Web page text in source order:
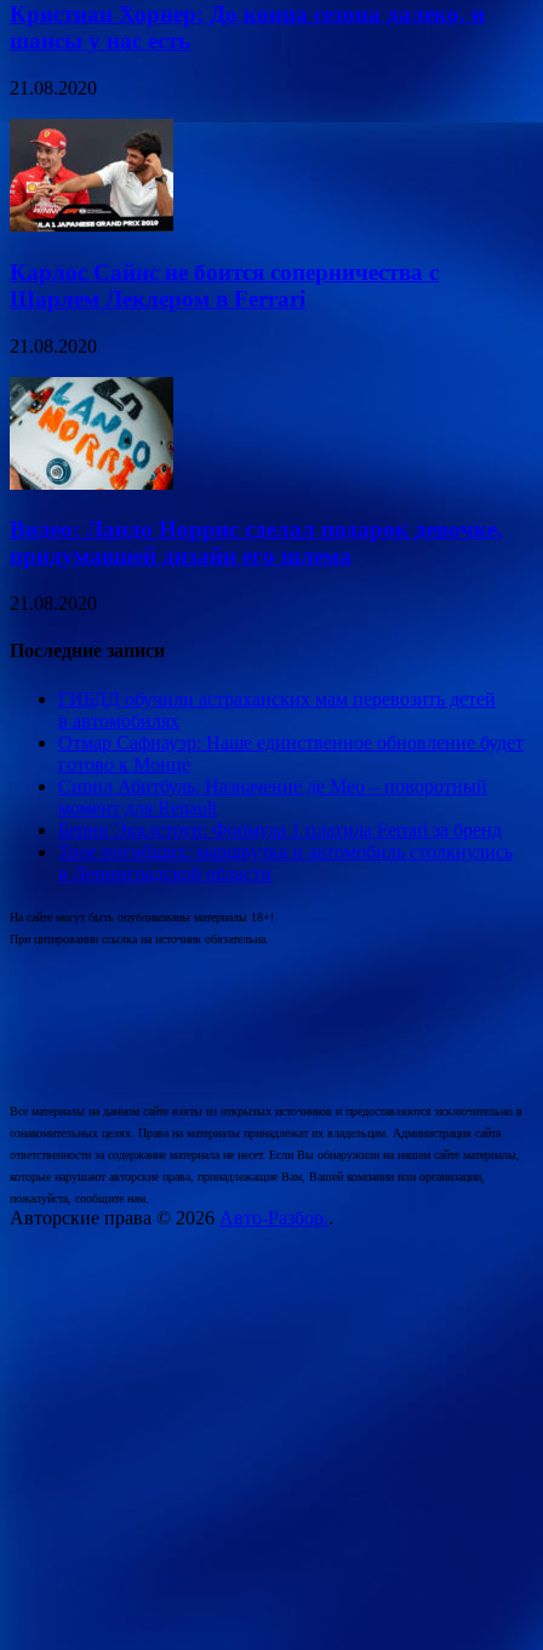
Кристиан Хорнер: До конца сезона далеко, и
шансы у нас есть
21.08.2020
Карлос Сайнс не боится соперничества с
Шарлем Леклером в Ferrari
21.08.2020
Видео: Ландо Норрис сделал подарок девочке,
придумавшей дизайн его шлема
21.08.2020
Последние записи
ГИБДД обучили астраханских мам перевозить детей
в автомобилях
Отмар Сафнауэр: Наше единственное обновление будет
готово к Монце
Сирил Абитбуль: Назначение де Мео – поворотный
момент для Renault
Берни Экклстоун: Формула 1 платила Ferrari за бренд
Трое погибших: маршрутка и автомобиль столкнулись
в Ленинградской области
На сайте могут быть опубликованы материалы 18+!
При цитировании ссылка на источник обязательна.
Все материалы на данном сайте взяты из открытых источников и предоставляются исключительно в
ознакомительных целях. Права на материалы принадлежат их владельцам. Администрация сайта
ответственности за содержание материала не несет. Если Вы обнаружили на нашем сайте материалы,
которые нарушают авторские права, принадлежащие Вам, Вашей компании или организации,
пожалуйста, сообщите нам.
Авторские права © 2026 Авто-Разбор..